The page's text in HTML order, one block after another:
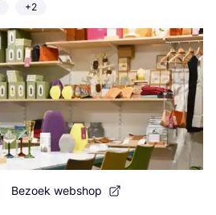
+2
Bezoek webshop